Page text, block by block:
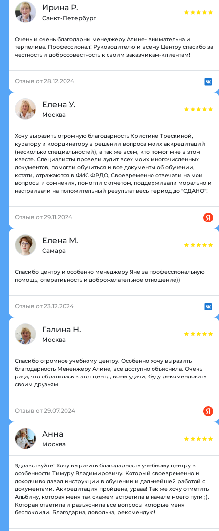
Ирина Р.
Санкт-Петербург
Очень и очень благодарны менеджеру Алине- внимательна и
терпелива. Профессионал! Руководителю и всему Центру спасибо за
честность и добросовестность к своим заказчикам-клиентам!
Отзыв от 28.12.2024
Елена У.
Москва
Хочу выразить огромную благодарность Кристине Трескиной,
куратору и координатору в решении вопроса моих аккредитаций
(несколько специальностей), а так же всем, кто помог мне в этом
квесте. Специалисты провели аудит всех моих многочисленных
документов, помогли обучиться и все документы об обучении,
кстати, отражаются в ФИС ФРДО, Своевременно отвечали на мои
вопросы и сомнения, помогли с отчетом, поддерживали морально и
настраивали на положительный результат весь период до "СДАНО"!
Отзыв от 29.11.2024
Елена М.
Самара
Спасибо центру и особенно менеджеру Яне за профессиональную
помощь, оперативность и доброжелательное отношение))
Отзыв от 23.12.2024
Галина Н.
Москва
Спасибо огромное учебному центру. Особенно хочу выразить
благодарность Мененжеру Алине, все доступно объяснила. Очень
рада, что обратилась в этот центр, всем удачи, буду рекомендовать
своим друзьям
Отзыв от 29.07.2024
Анна
Москва
Здравствуйте! Хочу выразить благодарность учебному центру в
особенности Тимуру Владимировичу. Который своевременно и
доходчиво давал инструкции в обучении и дальнейшей работой с
документами. Аккредитация пройдена, урааа! Так же хочу отметить
Альбину, которая меня так скажем встретила в начале моего пути ;).
Которая ответила и разъяснила все вопросы которые меня
беспокоили. Благодарна, довольна, рекомендую!